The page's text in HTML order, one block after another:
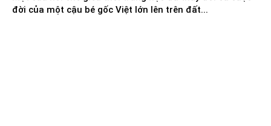
đời của một cậu bé gốc Việt lớn lên trên đất...